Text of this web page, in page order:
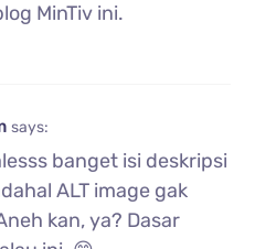
MinTiv ini.
says:
banget isi deskripsi
ALT image gak
kan, ya? Dasar